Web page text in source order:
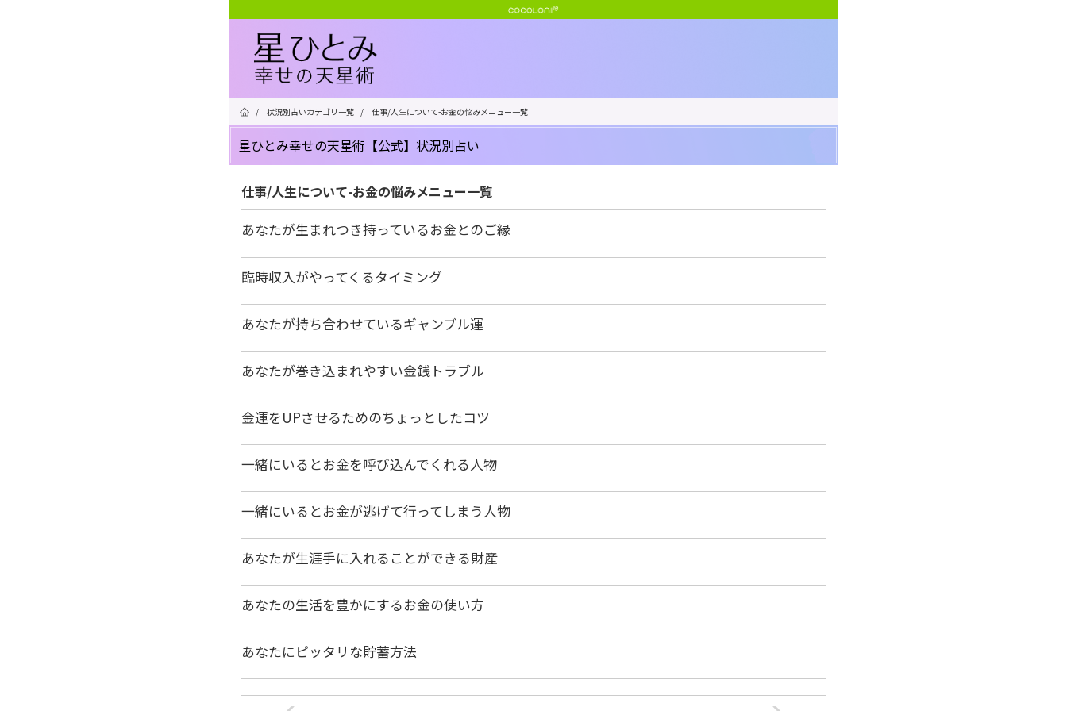
/ 状況別占いカテゴリ一覧 / 仕事/人生について-お金の悩みメニュー一覧
星ひとみ幸せの天星術【公式】状況別占い
仕事/人生について-お金の悩みメニュー一覧
あなたが生まれつき持っているお金とのご縁
臨時収入がやってくるタイミング
あなたが持ち合わせているギャンブル運
あなたが巻き込まれやすい金銭トラブル
金運をUPさせるためのちょっとしたコツ
一緒にいるとお金を呼び込んでくれる人物
一緒にいるとお金が逃げて行ってしまう人物
あなたが生涯手に入れることができる財産
あなたの生活を豊かにするお金の使い方
あなたにピッタリな貯蓄方法